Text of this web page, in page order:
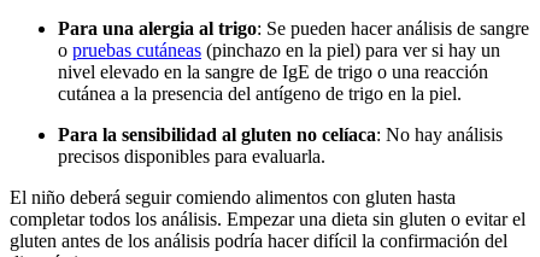
Para una alergia al trigo: Se pueden hacer análisis de sangre
o pruebas cutáneas (pinchazo en la piel) para ver si hay un
nivel elevado en la sangre de IgE de trigo o una reacción
cutánea a la presencia del antígeno de trigo en la piel.
Para la sensibilidad al gluten no celíaca: No hay análisis
precisos disponibles para evaluarla.
El niño deberá seguir comiendo alimentos con gluten hasta
completar todos los análisis. Empezar una dieta sin gluten o evitar el
gluten antes de los análisis podría hacer difícil la confirmación del